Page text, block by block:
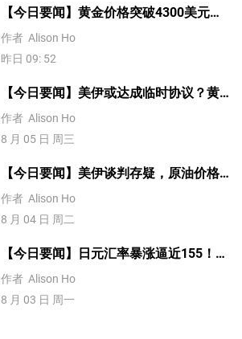
【今日要闻】黄金价格突破4300美元，
比特币逼近6.5万，关注伊朗谈判
作者 Alison Ho
昨日 09: 52
【今日要闻】美伊或达成临时协议？黄
金三连涨，美国ADP就业数据来袭
作者 Alison Ho
8 月 05 日 周三
【今日要闻】美伊谈判存疑，原油价格
上涨，铜价突破1.4万美元
作者 Alison Ho
8 月 04 日 周二
【今日要闻】日元汇率暴涨逼近155！美
伊谈判或重启，原油价格大跌8%
作者 Alison Ho
8 月 03 日 周一